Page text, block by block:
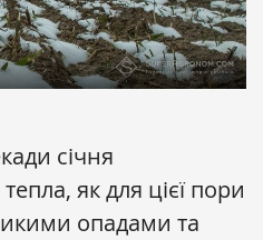
січня
як для цієї пори
опадами та